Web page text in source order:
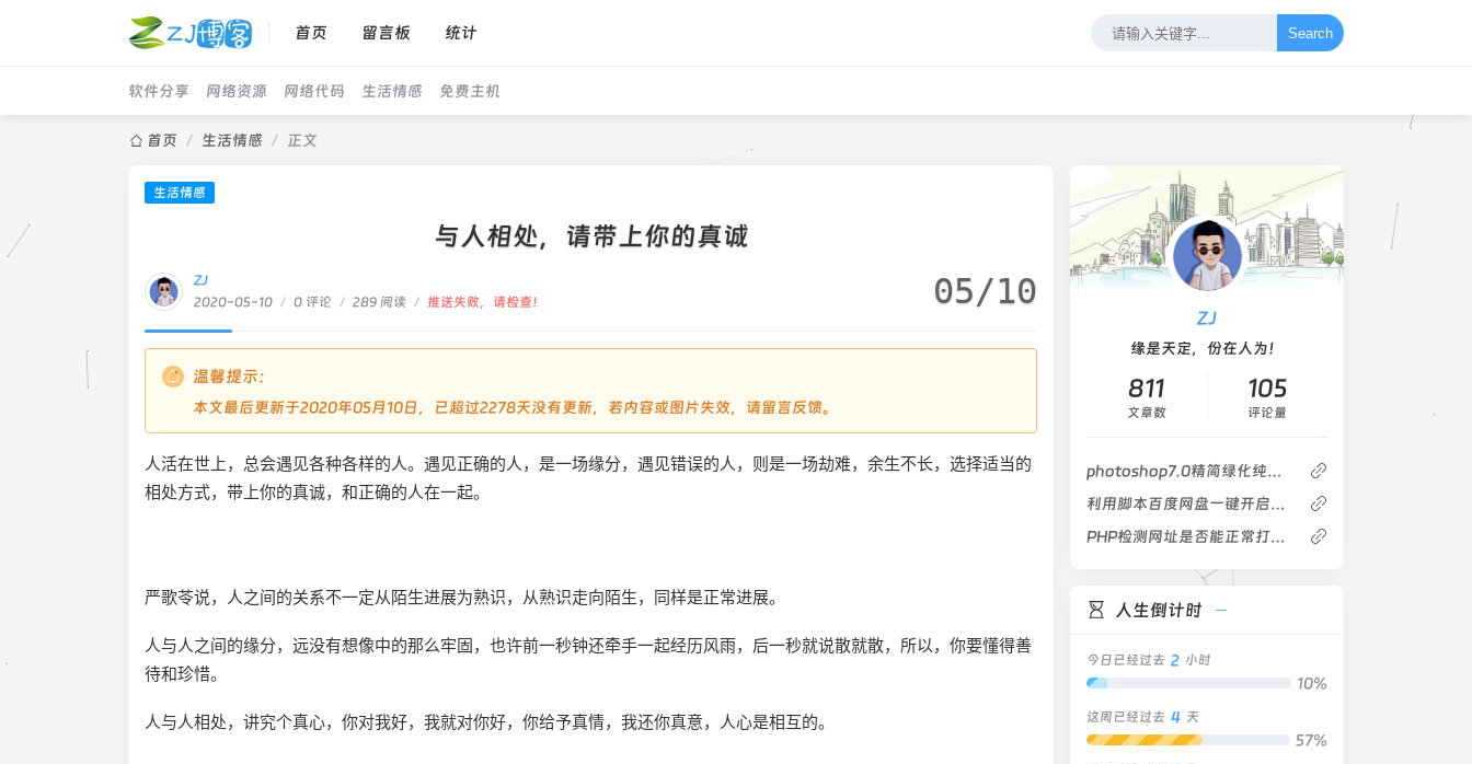
首页 留言板 统计 Search
软件分享 网络资源 网络代码 生活情感 免费主机
首页 / 生活情感 / 正文
生活情感
与人相处，请带上你的真诚
ZJ
2020-05-10 / 0 评论 / 289 阅读 / 推送失败，请检查！ 05/10
温馨提示：
本文最后更新于2020年05月10日，已超过2278天没有更新，若内容或图片失效，请留言反馈。
人活在世上，总会遇见各种各样的人。遇见正确的人，是一场缘分，遇见错误的人，则是一场劫难，余生不长，选择适当的
相处方式，带上你的真诚，和正确的人在一起。
严歌苓说，人之间的关系不一定从陌生进展为熟识，从熟识走向陌生，同样是正常进展。
人与人之间的缘分，远没有想像中的那么牢固，也许前一秒钟还牵手一起经历风雨，后一秒就说散就散，所以，你要懂得善
待和珍惜。
人与人相处，讲究个真心，你对我好，我就对你好，你给予真情，我还你真意，人心是相互的。
ZJ
缘是天定，份在人为！
811
文章数
105
评论量
photoshop7.0精简绿化纯净版_仅14MB
利用脚本百度网盘一键开启被隐藏的#公开分享# 按钮
PHP检测网址是否能正常打开代码
人生倒计时
今日已经过去 2 小时
10%
这周已经过去 4 天
57%